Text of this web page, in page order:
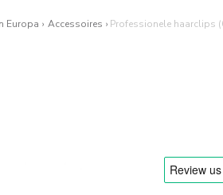
Europa › Accessoires › Professionele haarclips